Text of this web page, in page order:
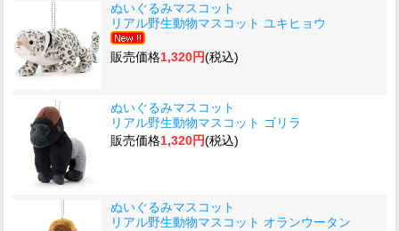
ぬいぐるみマスコット
リアル野生動物マスコット ユキヒョウ
販売価格1,320円(税込)
ぬいぐるみマスコット
リアル野生動物マスコット ゴリラ
販売価格1,320円(税込)
ぬいぐるみマスコット
リアル野生動物マスコット オランウータン